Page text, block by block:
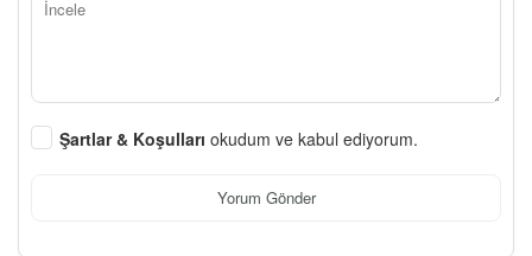
Şartlar & Koşulları okudum ve kabul ediyorum.
Yorum Gönder